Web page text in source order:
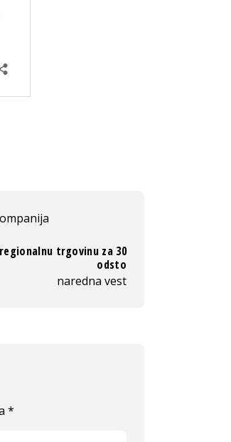
trgovinu za 30
odsto
naredna vest
*